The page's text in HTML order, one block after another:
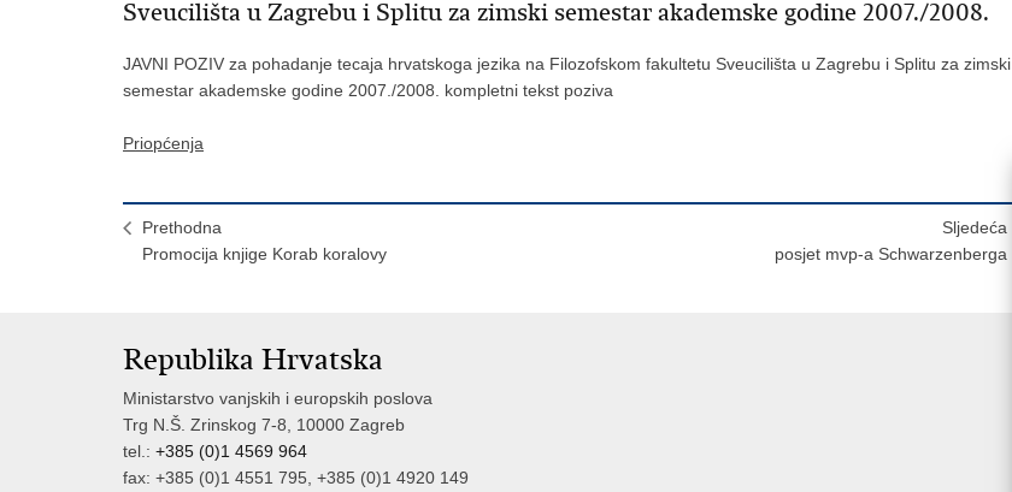
Sveucilišta u Zagrebu i Splitu za zimski semestar akademske godine 2007./2008.
JAVNI POZIV za pohadanje tecaja hrvatskoga jezika na Filozofskom fakultetu Sveucilišta u Zagrebu i Splitu za zimski
semestar akademske godine 2007./2008. kompletni tekst poziva
Priopćenja
Prethodna
Promocija knjige Korab koralovy
Sljedeća
posjet mvp-a Schwarzenberga
Republika Hrvatska
Ministarstvo vanjskih i europskih poslova
Trg N.Š. Zrinskog 7-8, 10000 Zagreb
tel.: +385 (0)1 4569 964
fax: +385 (0)1 4551 795, +385 (0)1 4920 149